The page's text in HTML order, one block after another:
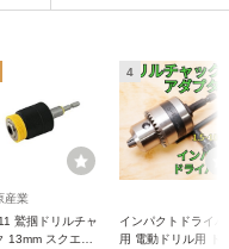
産業
鷲掴ドリルチャ
13mm スクエア
4
インパクトドライバ
用 電動ドリル用 ド